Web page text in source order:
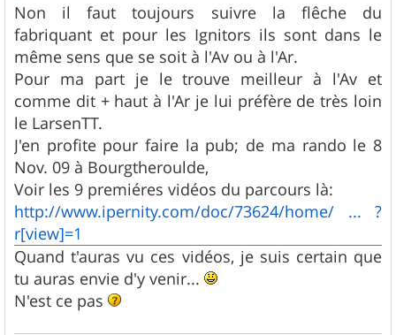
Non il faut toujours suivre la flêche du
fabriquant et pour les Ignitors ils sont dans le
même sens que se soit à l'Av ou à l'Ar.
Pour ma part je le trouve meilleur à l'Av et
comme dit + haut à l'Ar je lui préfère de très loin
le LarsenTT.
J'en profite pour faire la pub; de ma rando le 8
Nov. 09 à Bourgtheroulde,
Voir les 9 premiéres vidéos du parcours là:
http://www.ipernity.com/doc/73624/home/ ... ?
r[view]=1
Quand t'auras vu ces vidéos, je suis certain que
tu auras envie d'y venir...
N'est ce pas